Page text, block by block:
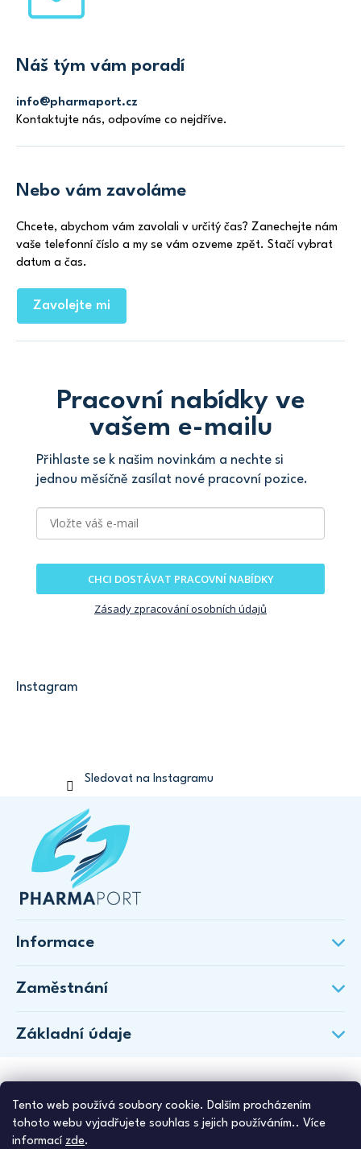
Tento web používá soubory cookie. Dalším procházením
tohoto webu vyjadřujete souhlas s jejich používáním.. Více
informací zde.
Náš tým vám poradí
info@pharmaport.cz
Kontaktujte nás, odpovíme co nejdříve.
Nebo vám zavoláme
Chcete, abychom vám zavolali v určitý čas? Zanechejte nám
vaše telefonní číslo a my se vám ozveme zpět. Stačí vybrat
datum a čas.
Zavolejte mi
Pracovní nabídky ve
vašem e-mailu
Přihlaste se k našim novinkám a nechte si
jednou měsíčně zasílat nové pracovní pozice.
CHCI DOSTÁVAT PRACOVNÍ NABÍDKY
Zásady zpracování osobních údajů
Instagram
Sledovat na Instagramu
Informace
Zaměstnání
Základní údaje